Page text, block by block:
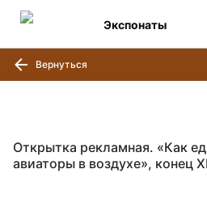
Экспонаты
Вернуться
Открытка рекламная. «Как
авиаторы в воздухе», конец